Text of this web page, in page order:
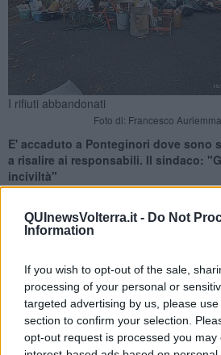
QUInewsVolterra.it - Do Not
Information
If you wish to opt-out of the sale,
processing of your personal or
targeted advertising by us, please
section to confirm your selection.
opt-out request is processed you may
I rifiuti abbandonati
Foto di: Francesco
E' accaduto a Ponteginori dove sono
a risalire ai responsabili. Il sindaco:
inciviltà"
MONTECATINI VAL DI CECINA —Un
taniche ed altri rifiuti di vario genere
campo da tennis. E' accaduto a
indagini volte a risalire al responsabile, o
dell'abbandono.